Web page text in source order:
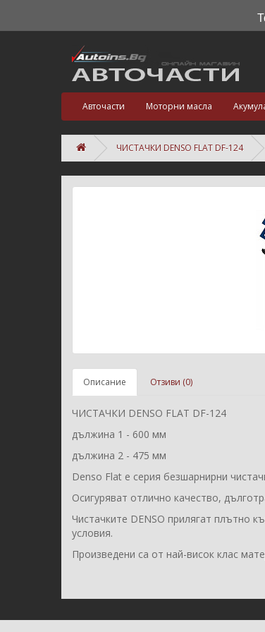
Авточасти Моторни масла
ЧИСТАЧКИ DENSO FLAT DF-124
Описание Отзиви (0)
ЧИСТАЧКИ DENSO FLAT DF-124
дължина 1 - 600 мм
дължина 2 - 475 мм
Denso Flat е серия безшарнирни
Осигуряват отлично качество,
Чистачките DENSO прилягат плътно
условия.
Произведени са от най-висок клас